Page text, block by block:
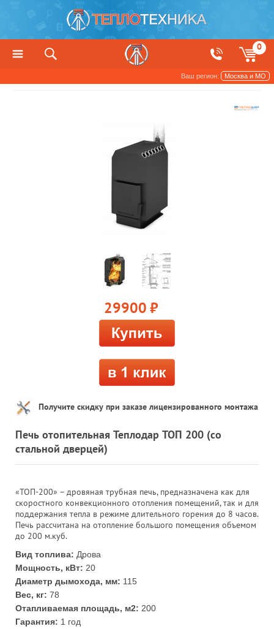
0
Ваш регион: Москва и МО
Печи отопительные
29900 руб.
Получите скидку при заказе лицензированного монтажа
Печь отопительная Теплодар ТОП 200 (со
стальной дверцей)
«ТОП-200» – дровяная трубная печь, предназначена как для
скоростного конвекционного отопления помещений, так и для
поддержания тепла в режиме длительного горения до 8 часов.
Печь рассчитана на отопление большого помещения объемом
до 200 м.куб.
Вид топлива: Дрова
Мощность, кВт: 20
Диаметр дымохода, мм: 115
Вес, кг: 78
Отапливаемая площадь, м2: 200
Гарантия: 1 год